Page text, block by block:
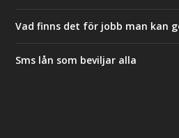
Vad finns det för jobb man kan
Sms lån som beviljar alla